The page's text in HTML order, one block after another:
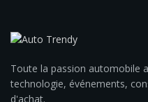
Toute la passion automobile
technologie, événements,
d'achat.